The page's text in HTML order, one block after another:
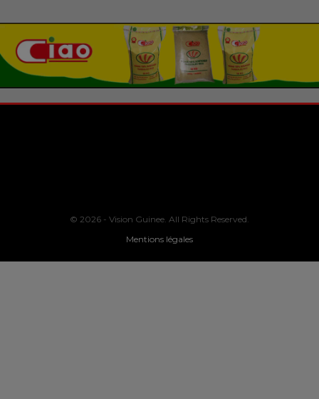
© 2026 - Vision Guinee. All Rights Reserved.
Mentions légales